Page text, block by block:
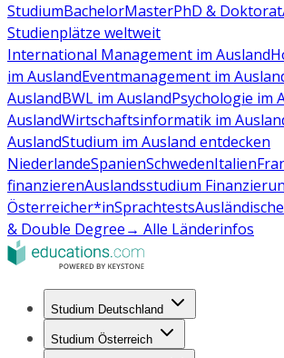
StudiumBachelorMasterPhD & Doktorat
Studienplätze weltweit
International Management im Ausland
im AuslandEventmanagement im
AuslandBWL im AuslandPsychologie im
AuslandWirtschaftsinformatik im
AuslandStudium im Ausland entdecken
NiederlandeSpanienSchwedenItalien
finanzierenAuslandsstudium
Österreicher*inSprachtests
& Double Degree→ Alle Länderinfos
Studium Deutschland
Studium Österreich